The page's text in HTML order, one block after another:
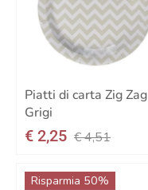
Piatti di carta Zig Zag
Grigi
€ 2,25 € 4,51
Risparmia 50%